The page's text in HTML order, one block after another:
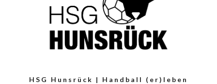
HSG Hunsrück | Handball (er)leben